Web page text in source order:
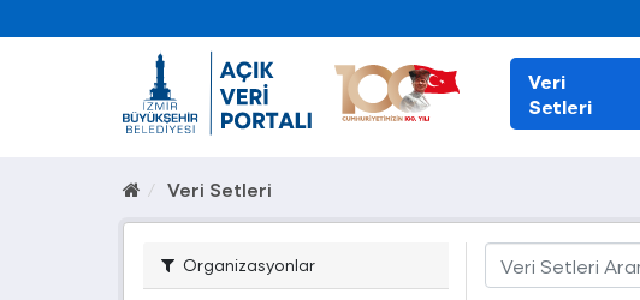
Veri
Setleri
Veri Setleri
Organizasyonlar